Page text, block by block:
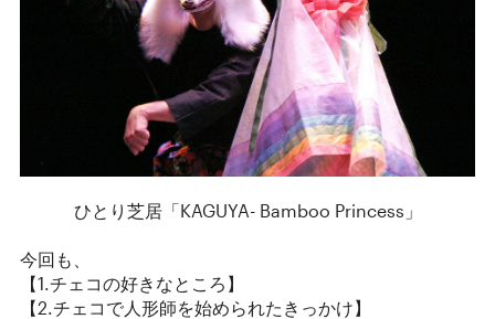
ひとり芝居「KAGUYA- Bamboo Princess」
今回も、
【1.チェコの好きなところ】
【2.チェコで人形師を始められたきっかけ】